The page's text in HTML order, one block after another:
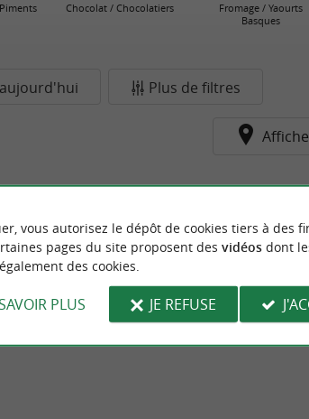
Piments Chocolat / Chocolatiers
Fromage / Yaourts
Basques
Plus de filtres
vous autorisez le dépôt de cookies tiers à des
pages du site proposent des vidéosdont
des cookies.
PLUS JE REFUSE